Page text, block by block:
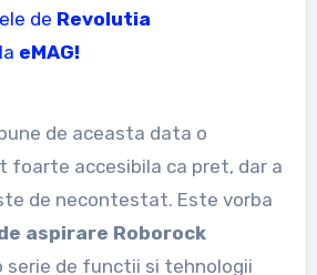
de Revolutia
eMAG!
foarte accesibila ca pret, dar a
de necontestat. Este vorba
aspirare Roborock
serie de functii si tehnologii